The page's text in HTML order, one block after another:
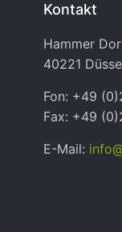
Kontakt
Hammer
40221
Fon: +49
Fax: +49
E-Mail: